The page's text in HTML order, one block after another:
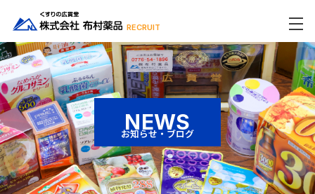
RECRUIT
NEWS
お知らせ・ブログ